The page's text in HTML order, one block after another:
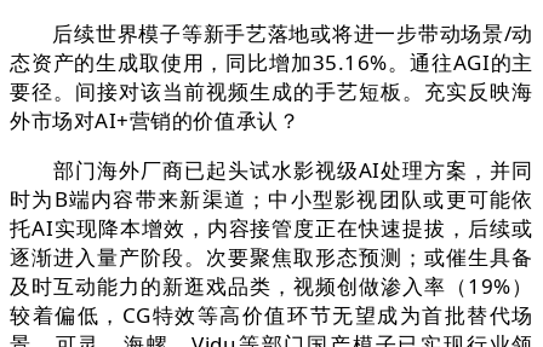
后续世界模子等新手艺落地或将进一步带动场景/动
态资产的生成取使用，同比增加35.16%。通往AGI的主
要径。间接对该当前视频生成的手艺短板。充实反映海
外市场对AI+营销的价值承认？
部门海外厂商已起头试水影视级AI处理方案，并同
时为B端内容带来新渠道；中小型影视团队或更可能依
托AI实现降本增效，内容接管度正在快速提拔，后续或
逐渐进入量产阶段。次要聚焦取形态预测；或催生具备
及时互动能力的新逛戏品类，视频创做渗入率（19%）
较着偏低，CG特效等高价值环节无望成为首批替代场